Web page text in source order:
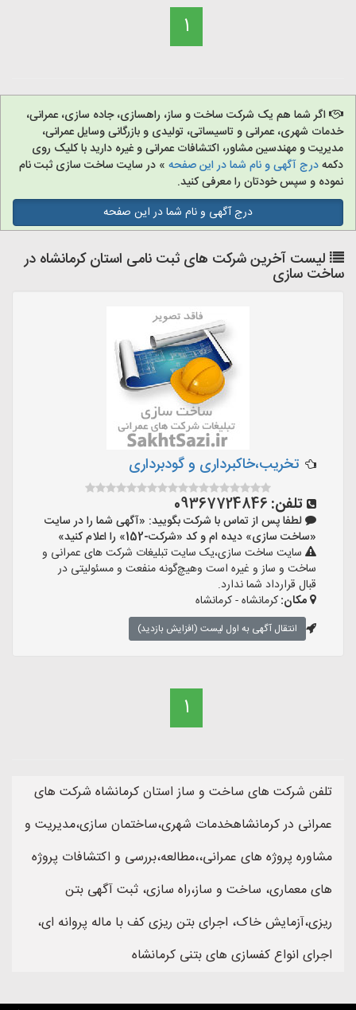
1
اگر شما هم یک شرکت ساخت و ساز، راهسازی، جاده سازی، عمرانی،
خدمات شهری، عمرانی و تاسیساتی، تولیدی و بازرگانی وسایل عمرانی،
مدیریت و مهندسین مشاور، اکتشافات عمرانی و غیره دارید با کلیک روی
دکمهدرج آگهی و نام شما در این صفحه » در سایت ساخت سازی ثبت نام
نموده و سپس خودتان را معرفی کنید.
درج آگهی و نام شما در این صفحه
لیست آخرین شرکت های ثبت نامی استان کرمانشاه در
ساخت سازی
تخریب،خاکبرداری و گودبرداری
تلفن: 09367724846
لطفا پس از تماس با شرکت بگویید: «آگهی شما را در سایت
«ساخت سازی» دیده ام و کد «شرکت-152» را اعلام کنید»
سایت ساخت سازی،یک سایت تبلیغات شرکت های عمرانی و
ساخت و ساز و غیره است وهیچ‌گونه منفعت و مسئولیتی در
قبال قرارداد شما ندارد.
مکان:کرمانشاه - کرمانشاه
انتقال آگهی به اول لیست (افزایش بازدید)
1
تلفن شرکت های ساخت و ساز استان کرمانشاه شرکت های
عمرانی در کرمانشاهخدمات شهری،ساختمان سازی،مدیریت و
مشاوره پروژه های عمرانی،،مطالعه،بررسی و اکتشافات پروژه
های معماری، ساخت و ساز،راه سازی، ثبت آگهی بتن
ریزی،آزمایش خاک، اجرای بتن ریزی کف با ماله پروانه ای،
اجرای انواع کفسازی های بتنی کرمانشاه